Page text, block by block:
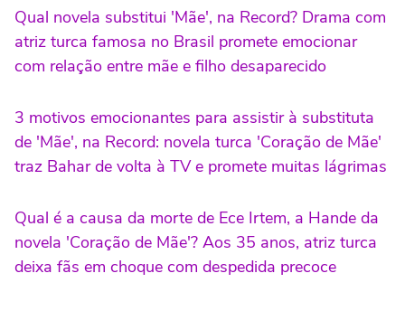
Qual novela substitui 'Mãe', na Record? Drama com
atriz turca famosa no Brasil promete emocionar
com relação entre mãe e filho desaparecido
3 motivos emocionantes para assistir à substituta
de 'Mãe', na Record: novela turca 'Coração de Mãe'
traz Bahar de volta à TV e promete muitas lágrimas
Qual é a causa da morte de Ece Irtem, a Hande da
novela 'Coração de Mãe'? Aos 35 anos, atriz turca
deixa fãs em choque com despedida precoce